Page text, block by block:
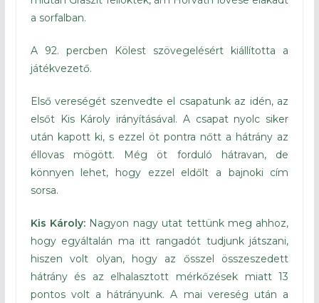
a sorfalban.
A 92. percben Kölest szövegelésért kiállította a
játékvezető.
Első vereségét szenvedte el csapatunk az idén, az
elsőt Kis Károly irányításával. A csapat nyolc siker
után kapott ki, s ezzel öt pontra nőtt a hátrány az
éllovas mögött. Még öt forduló hátravan, de
könnyen lehet, hogy ezzel eldőlt a bajnoki cím
sorsa.
Kis Károly: Nagyon nagy utat tettünk meg ahhoz,
hogy egyáltalán ma itt rangadót tudjunk játszani,
hiszen volt olyan, hogy az ősszel összeszedett
hátrány és az elhalasztott mérkőzések miatt 13
pontos volt a hátrányunk. A mai vereség után a